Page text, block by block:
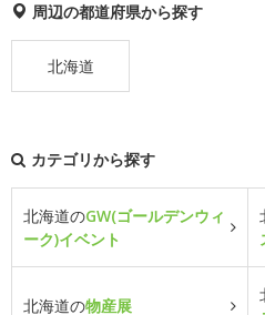
周辺の都道府県から探す
北海道
カテゴリから探す
北海道のGW(ゴールデンウィ
ーク)イベント
北海道の物産展